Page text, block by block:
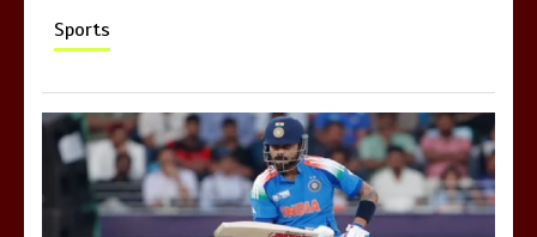
Sports